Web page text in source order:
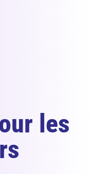
les